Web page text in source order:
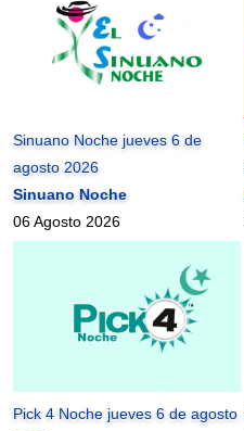
Sinuano Noche jueves 6 de
agosto 2026
Sinuano Noche
06 Agosto 2026
Pick 4 Noche jueves 6 de agosto